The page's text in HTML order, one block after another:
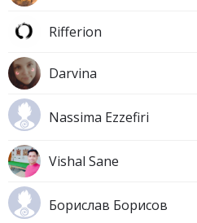
Rifferion
Darvina
Nassima Ezzefiri
Vishal Sane
Борислав Борисов